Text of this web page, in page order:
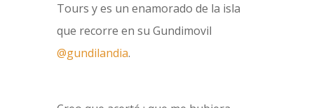
Tours y es un enamorado de la isla
que recorre en su Gundimovil
@gundilandia.